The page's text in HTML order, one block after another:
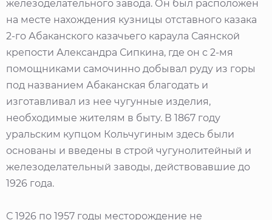
железоделательного завода. Он был расположен
на месте нахождения кузницы отставного казака
2-го Абаканского казачьего караула Саянской
крепости Александра Сипкина, где он с 2-мя
помощниками самочинно добывал руду из горы
под названием Абаканская благодать и
изготавливал из нее чугунные изделия,
необходимые жителям в быту. В 1867 году
уральским купцом Кольчугиным здесь были
основаны и введены в строй чугунолитейный и
железоделательный заводы, действовавшие до
1926 года.
С 1926 по 1957 годы месторождение не